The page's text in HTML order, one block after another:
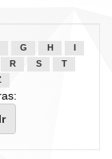
G H
R S
T